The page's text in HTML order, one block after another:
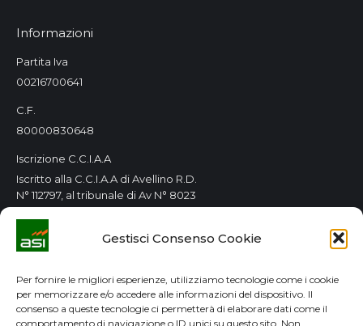
Gestisci Consenso Cookie
Per fornire le migliori esperienze, utilizziamo tecnologie come i cookie
per memorizzare e/o accedere alle informazioni del dispositivo. Il
consenso a queste tecnologie ci permetterà di elaborare dati come il
comportamento di navigazione o ID unici su questo sito. Non
Informazioni
Partita Iva
00216700641
C.F.
80000830648
Iscrizione C.C.I.A.A
Iscritto alla C.C.I.A.A di Avellino R.D.
N° 112797, al tribunale di Av N° 8023
Orari Consorzio
Tutti i giorni 8.00 / 14.00
GDPR